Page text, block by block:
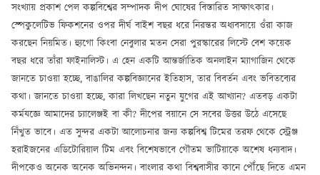
সংখ্যায় প্রকাশ পেল কল্পবিশ্বের সম্পাদক দীপ ঘোষের বিস্তারিত সাক্ষাৎকার।
স্পেকুলেটিভ ফিকশনের ওপর দীর্ঘ বাইশ বছর ধরে নিরন্তর অধ্যবসায়ে ওঁরা কাজ
করছেন নিয়মিত। হ্যুগো কিংবা নেবুলার মতন সেরা পুরস্কারের লিস্টে বেশ কয়েক
বছর ধরে তাঁরা ফাইনালিস্ট। এ হেন একটি আন্তর্জাতিক অনলাইন ম্যাগাজিন থেকে
জানতে চাওয়া হচ্ছে, বাঙালির কল্পবিজ্ঞানের ইতিহাস, তার বিবর্তন এবং ভবিতব্যের
কথা। জানতে চাওয়া হচ্ছে, কারা লিখছেন নতুন যুগের এই আখ্যান? এতবড় একটা
কর্মযজ্ঞে আমাদের চ্যালেঞ্জই বা কী? দীপের বয়ানে সে সবের উত্তর উঠে এসেছে
নিঁখুত ভাবে। এত সুন্দর একটা আলোচনার জন্য কল্পবিশ্ব টিমের তরফ থেকে স্ট্রেঞ্জ
হরাইজনের এডিটোরিয়াল টিম এবং বিশেষভাবে গৌতম ভাটিয়াকে অশেষ ধন্যবাদ।
দীপকেও অনেক অনেক অভিনন্দন। বাংলার কথা বিশ্ববাসীর কানে পৌঁছে দিতে এমন